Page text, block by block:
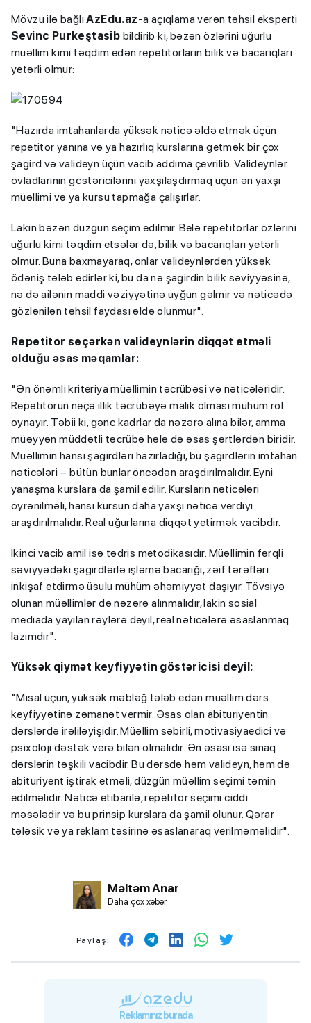
Mövzu ilə bağlıAzEdu.az-a açıqlama verən təhsil eksperti
Sevinc Purkeştasib bildirib ki, bəzən özlərini uğurlu
müəllim kimi təqdim edən repetitorların bilik və bacarıqları
yetərli olmur:
"Hazırda imtahanlarda yüksək nəticə əldə etmək üçün
repetitor yanına və ya hazırlıq kurslarına getmək bir çox
şagird və valideyn üçün vacib addıma çevrilib. Valideynlər
övladlarının göstəricilərini yaxşılaşdırmaq üçün ən yaxşı
müəllimi və ya kursu tapmağa çalışırlar.
Lakin bəzən düzgün seçim edilmir. Belə repetitorlar özlərini
uğurlu kimi təqdim etsələr də, bilik və bacarıqları yetərli
olmur. Buna baxmayaraq, onlar valideynlərdən yüksək
ödəniş tələb edirlər ki, bu da nə şagirdin bilik səviyyəsinə,
nə də ailənin maddi vəziyyətinə uyğun gəlmir və nəticədə
gözlənilən təhsil faydası əldə olunmur".
Repetitor seçərkən valideynlərin diqqət etməli
olduğu əsas məqamlar:
"Ən önəmli kriteriya müəllimin təcrübəsi və nəticələridir.
Repetitorun neçə illik təcrübəyə malik olması mühüm rol
oynayır. Təbii ki, gənc kadrlar da nəzərə alına bilər, amma
müəyyən müddətli təcrübə hələ də əsas şərtlərdən biridir.
Müəllimin hansı şagirdləri hazırladığı, bu şagirdlərin imtahan
nəticələri – bütün bunlar öncədən araşdırılmalıdır. Eyni
yanaşma kurslara da şamil edilir. Kursların nəticələri
öyrənilməli, hansı kursun daha yaxşı nəticə verdiyi
araşdırılmalıdır. Real uğurlarına diqqət yetirmək vacibdir.
İkinci vacib amil isə tədris metodikasıdır. Müəllimin fərqli
səviyyədəki şagirdlərlə işləmə bacarığı, zəif tərəfləri
inkişaf etdirmə üsulu mühüm əhəmiyyət daşıyır. Tövsiyə
olunan müəllimlər də nəzərə alınmalıdır, lakin sosial
mediada yayılan rəylərə deyil, real nəticələrə əsaslanmaq
lazımdır".
Yüksək qiymət keyfiyyətin göstəricisi deyil:
"Misal üçün, yüksək məbləğ tələb edən müəllim dərs
keyfiyyətinə zəmanət vermir. Əsas olan abituriyentin
dərslərdə irəliləyişidir. Müəllim səbirli, motivasiyaedici və
psixoloji dəstək verə bilən olmalıdır. Ən əsası isə sınaq
dərslərin təşkili vacibdir. Bu dərsdə həm valideyn, həm də
abituriyent iştirak etməli, düzgün müəllim seçimi təmin
edilməlidir. Nəticə etibarilə, repetitor seçimi ciddi
məsələdir və bu prinsip kurslara da şamil olunur. Qərar
tələsik və ya reklam təsirinə əsaslanaraq verilməməlidir".
Məltəm Anar
Daha çox xəbər
Paylaş:
Reklamınız burada